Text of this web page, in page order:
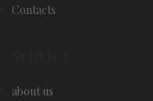
Contacts
about us